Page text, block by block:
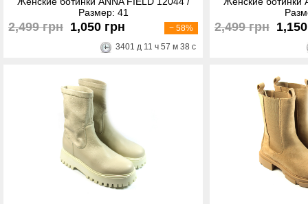
Размер: 41
2,499 грн 1,050 грн
− 58%
3401 д 11 ч 57 м 38 с
2,499 грн